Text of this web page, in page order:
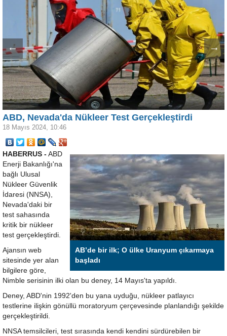
← →
ABD, Nevada'da Nükleer Test Gerçekleştirdi
18 Mayıs 2024, 10:46
AB’de bir ilk; O ülke Uranyum çıkarmaya
başladı
HABERRUS - ABD
Enerji Bakanlığı'na
bağlı Ulusal
Nükleer Güvenlik
İdaresi (NNSA),
Nevada'daki bir
test sahasında
kritik bir nükleer
test gerçekleştirdi.
Ajansın web
sitesinde yer alan
bilgilere göre,
Nimble serisinin ilki olan bu deney, 14 Mayıs'ta yapıldı.
Deney, ABD'nin 1992'den bu yana uyduğu, nükleer patlayıcı
testlerine ilişkin gönüllü moratoryum çerçevesinde planlandığı şekilde
gerçekleştirildi.
NNSA temsilcileri, test sırasında kendi kendini sürdürebilen bir